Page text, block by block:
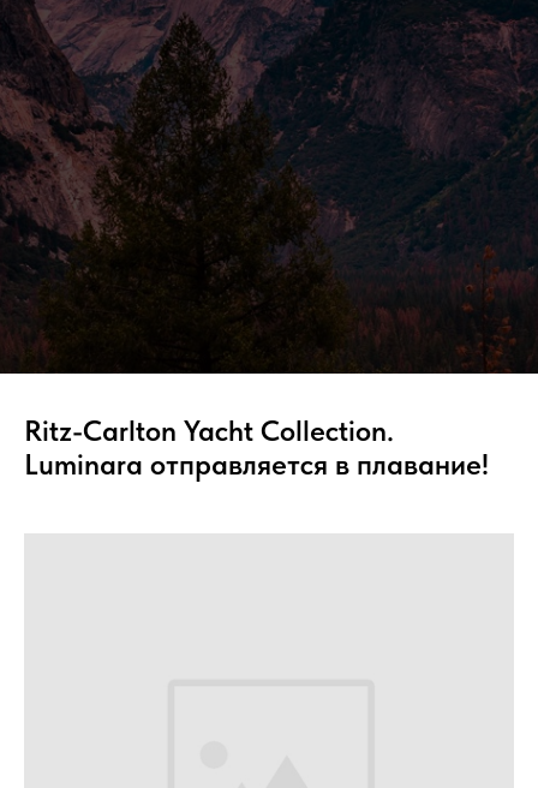
Ritz-Carlton Yacht Collection.
Luminara отправляется в плавание!